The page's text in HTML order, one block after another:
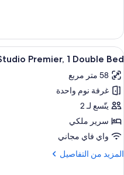
Studio
Superior,
1
Bed
استعراض
جميع
صور
Studio
Premier,
1
Double
Bed
2
Premier, 1 Double Bed
58 متر مربع
غرفة نوم واحدة
يتّسع لـ 2
سرير ملكي
واي فاي مجاني
المزيد من التفاصيل
المزيد